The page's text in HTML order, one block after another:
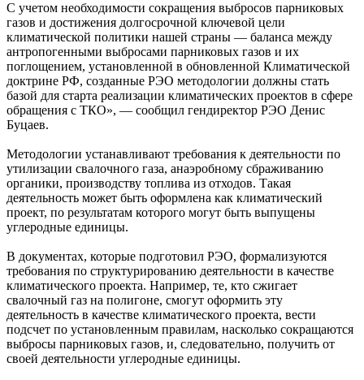
С учетом необходимости сокращения выбросов парниковых
газов и достижения долгосрочной ключевой цели
климатической политики нашей страны — баланса между
антропогенными выбросами парниковых газов и их
поглощением, установленной в обновленной Климатической
доктрине РФ, созданные РЭО методологии должны стать
базой для старта реализации климатических проектов в сфере
обращения с ТКО», — сообщил гендиректор РЭО Денис
Буцаев.
Методологии устанавливают требования к деятельности по
утилизации свалочного газа, анаэробному сбраживанию
органики, производству топлива из отходов. Такая
деятельность может быть оформлена как климатический
проект, по результатам которого могут быть выпущены
углеродные единицы.
В документах, которые подготовил РЭО, формализуются
требования по структурированию деятельности в качестве
климатического проекта. Например, те, кто сжигает
свалочный газ на полигоне, смогут оформить эту
деятельность в качестве климатического проекта, вести
подсчет по установленным правилам, насколько сокращаются
выбросы парниковых газов, и, следовательно, получить от
своей деятельности углеродные единицы.